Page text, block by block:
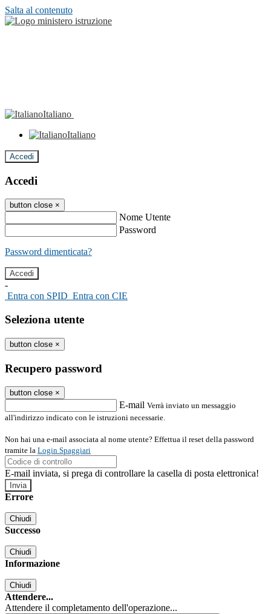
Salta al contenuto
Italiano
Italiano
Accedi
Accedi
button close ×
Nome Utente
Password
Password dimenticata?
-
Entra con SPID Entra con CIE
Seleziona utente
button close ×
Recupero password
button close ×
E-mail Verrà inviato un messaggio
all'indirizzo indicato con le istruzioni necessarie.
Non hai una e-mail associata al nome utente? Effettua il reset della password
tramite la Login Spaggiari
E-mail inviata, si prega di controllare la casella di posta elettronica!
Errore
Chiudi
Successo
Chiudi
Informazione
Chiudi
Attendere...
Attendere il completamento dell'operazione...